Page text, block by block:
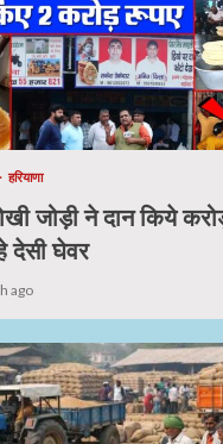
हरियाणा
जोड़ी ने दान किये
देसी घेवर
ago